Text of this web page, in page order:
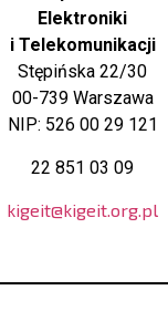
Elektroniki
i Telekomunikacji
Stępińska 22/30
00-739 Warszawa
NIP: 526 00 29 121
22 851 03 09
kigeit@kigeit.org.pl